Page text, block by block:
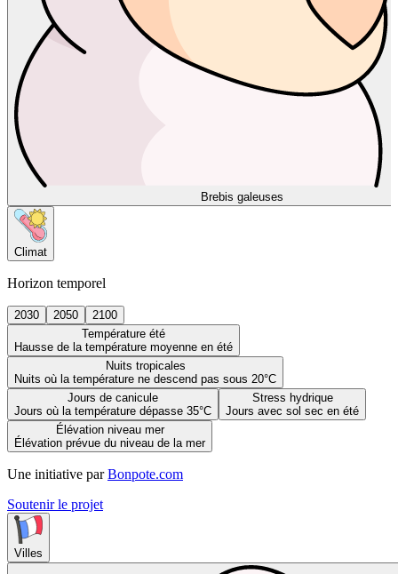
Brebis galeuses
Climat
Horizon temporel
2030 2050
2100
Température été
Hausse de la température moyenne en été
Nuits tropicales
Nuits où la température ne descend pas sous 20°C
Jours de canicule
Jours où la température dépasse 35°C
Stress hydrique
Jours avec sol sec en été
Élévation niveau mer
Élévation prévue du niveau de la mer
Une initiative par Bonpote.com
Soutenir le projet
Villes